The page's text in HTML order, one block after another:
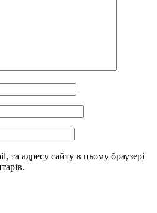
та адресу сайту в цьому браузері